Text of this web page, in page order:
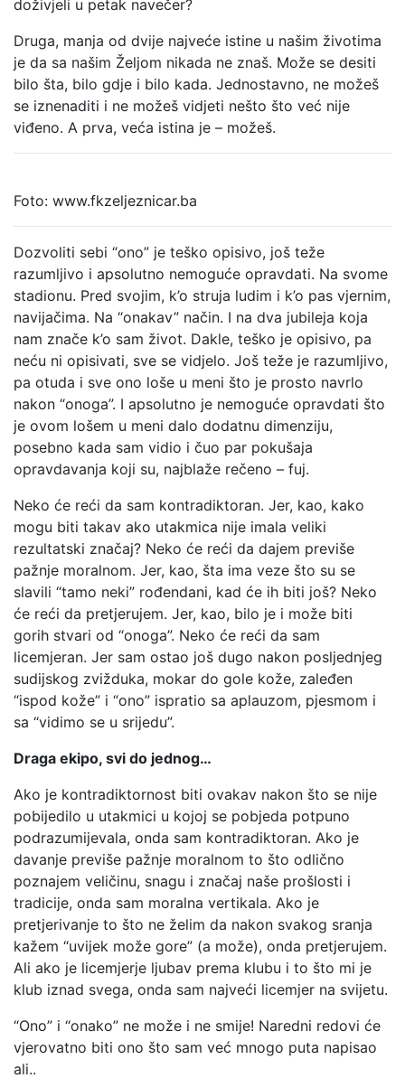
doživjeli u petak navečer?
Druga, manja od dvije najveće istine u našim životima
je da sa našim Željom nikada ne znaš. Može se desiti
bilo šta, bilo gdje i bilo kada. Jednostavno, ne možeš
se iznenaditi i ne možeš vidjeti nešto što već nije
viđeno. A prva, veća istina je – možeš.
Foto: www.fkzeljeznicar.ba
Dozvoliti sebi “ono” je teško opisivo, još teže
razumljivo i apsolutno nemoguće opravdati. Na svome
stadionu. Pred svojim, k’o struja ludim i k’o pas vjernim,
navijačima. Na “onakav” način. I na dva jubileja koja
nam znače k’o sam život. Dakle, teško je opisivo, pa
neću ni opisivati, sve se vidjelo. Još teže je razumljivo,
pa otuda i sve ono loše u meni što je prosto navrlo
nakon “onoga”. I apsolutno je nemoguće opravdati što
je ovom lošem u meni dalo dodatnu dimenziju,
posebno kada sam vidio i čuo par pokušaja
opravdavanja koji su, najblaže rečeno – fuj.
Neko će reći da sam kontradiktoran. Jer, kao, kako
mogu biti takav ako utakmica nije imala veliki
rezultatski značaj? Neko će reći da dajem previše
pažnje moralnom. Jer, kao, šta ima veze što su se
slavili “tamo neki” rođendani, kad će ih biti još? Neko
će reći da pretjerujem. Jer, kao, bilo je i može biti
gorih stvari od “onoga”. Neko će reći da sam
licemjeran. Jer sam ostao još dugo nakon posljednjeg
sudijskog zvižduka, mokar do gole kože, zaleđen
“ispod kože” i “ono” ispratio sa aplauzom, pjesmom i
sa “vidimo se u srijedu”.
Draga ekipo, svi do jednog…
Ako je kontradiktornost biti ovakav nakon što se nije
pobijedilo u utakmici u kojoj se pobjeda potpuno
podrazumijevala, onda sam kontradiktoran. Ako je
davanje previše pažnje moralnom to što odlično
poznajem veličinu, snagu i značaj naše prošlosti i
tradicije, onda sam moralna vertikala. Ako je
pretjerivanje to što ne želim da nakon svakog sranja
kažem “uvijek može gore” (a može), onda pretjerujem.
Ali ako je licemjerje ljubav prema klubu i to što mi je
klub iznad svega, onda sam najveći licemjer na svijetu.
“Ono” i “onako” ne može i ne smije! Naredni redovi će
vjerovatno biti ono što sam već mnogo puta napisao
ali..